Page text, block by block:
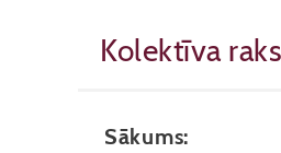
Kolektīva
Sākums: